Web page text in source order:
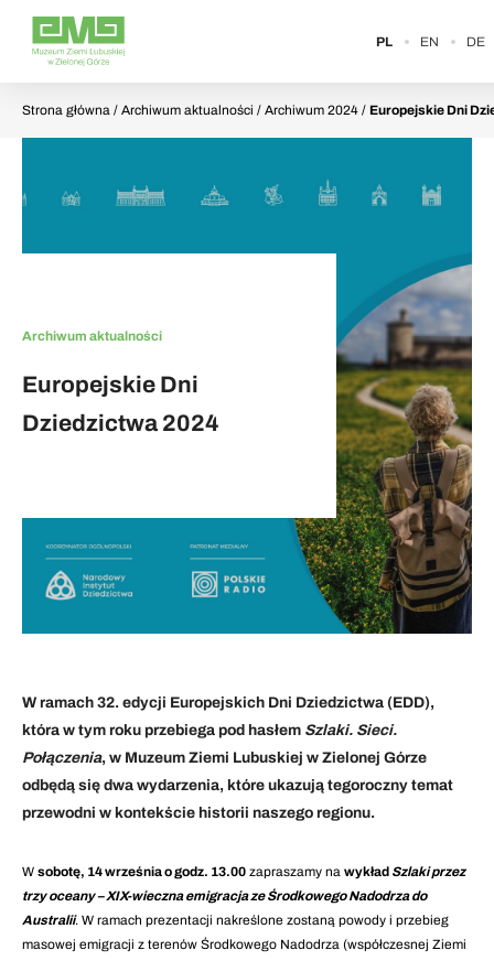
PL EN DE
Strona główna / Archiwum aktualności / Archiwum 2024 / Europejskie Dni
Archiwum aktualności
Europejskie Dni
Dziedzictwa 2024
W ramach 32. edycji Europejskich Dni Dziedzictwa (EDD),
która w tym roku przebiega pod hasłem Szlaki. Sieci.
Połączenia, w Muzeum Ziemi Lubuskiej w Zielonej Górze
odbędą się dwa wydarzenia, które ukazują tegoroczny temat
przewodni w kontekście historii naszego regionu.
W sobotę, 14 września o godz. 13.00 zapraszamy na wykład Szlaki przez
trzy oceany – XIX-wieczna emigracja ze Środkowego Nadodrza do
Australii. W ramach prezentacji nakreślone zostaną powody i przebieg
masowej emigracji z terenów Środkowego Nadodrza (współczesnej Ziemi